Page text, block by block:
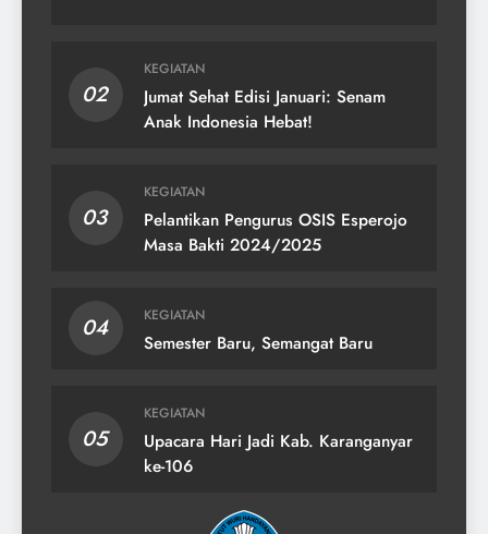
02
KEGIATAN
Jumat Sehat Edisi Januari: Senam
Anak Indonesia Hebat!
03
KEGIATAN
Pelantikan Pengurus OSIS Esperojo
Masa Bakti 2024/2025
04 KEGIATAN
Semester Baru, Semangat Baru
05
KEGIATAN
Upacara Hari Jadi Kab. Karanganyar
ke-106